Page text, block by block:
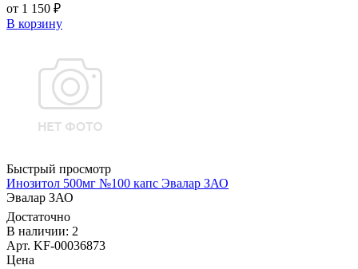
от 1 150 ₽
В корзину
Быстрый просмотр
Инозитол 500мг №100 капс Эвалар ЗАО
Эвалар ЗАО
Достаточно
В наличии: 2
Арт. KF-00036873
Цена